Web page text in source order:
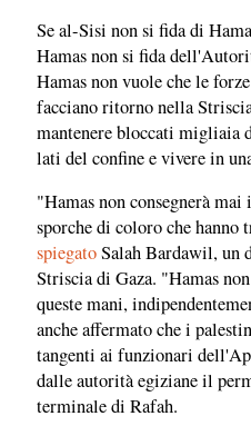
Se al-Sisi non si fida di
Hamas non si fida
Hamas non vuole che le
facciano ritorno nella
mantenere bloccati migliaia
lati del confine e vivere in
"Hamas non consegnerà
sporche di coloro che
spiegatoSalah Bardawil, un
Striscia di Gaza. "Hamas
queste mani,
anche affermato che i
tangenti ai funzionari
dalle autorità egiziane il
terminale di Rafah.